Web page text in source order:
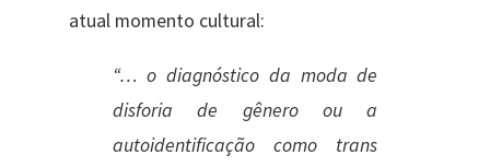
atual momento cultural:
“… o diagnóstico da moda de
disforia de gênero ou a
autoidentificação como trans